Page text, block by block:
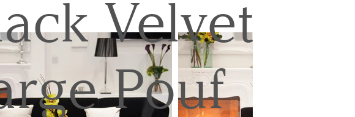
Velvet
Pouf